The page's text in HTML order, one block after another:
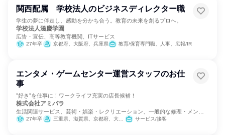
関西配属 学校法人のビジネスディレクター職
学生の夢に伴走し、感動を分かち合う。教育の未来を創るプロへ。
学校法人滋慶学園
広告・宣伝、高等教育機関、ITサービス
27年卒 京都府、大阪府、兵庫県 教育/保育専門職、人事、広報/IR
エンタメ・ゲームセンター運営スタッフのお仕
事
”好き”を仕事に！ワークライフ充実の店長候補！
株式会社アミパラ
生活関連サービス、芸術・娯楽・レクリエーション、一般的な修理・メンテ
ナンス27年卒 三重県、滋賀県、京都府、大阪府、兵庫県、奈良県、鳥取県、島根県、岡山県、広島県、山口県、香川県、愛媛県、高知県、長崎県 サービス/接客